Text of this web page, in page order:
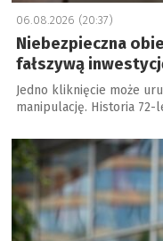
06.08.2026 (20:37)
Niebezpieczna
fałszywą
Jedno kliknięcie może
manipulację. Historia
a